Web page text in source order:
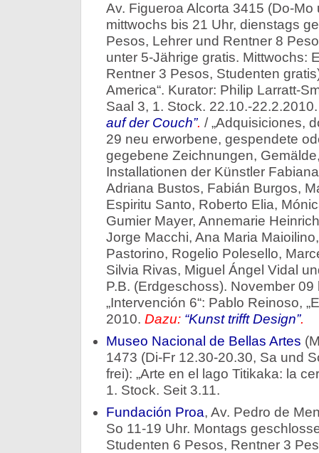
Av. Figueroa Alcorta 3415 (Do-
mittwochs bis 21 Uhr, dienstags
Pesos, Lehrer und Rentner 8
unter 5-Jährige gratis. Mittwochs:
Rentner 3 Pesos, Studenten
America“. Kurator: Philip Larratt-
Saal 3, 1. Stock. 22.10.-
auf der Couch”. / „Adquisiciones,
29 neu erworbene, gespendete
gegebene Zeichnungen,
Installationen der Künstler
Adriana Bustos, Fabián Burgos,
Espiritu Santo, Roberto Elia,
Gumier Mayer, Annemarie
Jorge Macchi, Ana Maria
Pastorino, Rogelio Polesello,
Silvia Rivas, Miguel Ángel Vidal
P.B. (Erdgeschoss). November 09
„Intervención 6“: Pablo Reinoso,
2010. Dazu: “Kunst trifft Design”.
Museo Nacional de Bellas Artes
1473 (Di-Fr 12.30-20.30, Sa und
frei): „Arte en el lago Titikaka: la
1. Stock. Seit 3.11.
Fundación Proa, Av. Pedro de
So 11-19 Uhr. Montags
Studenten 6 Pesos, Rentner 3